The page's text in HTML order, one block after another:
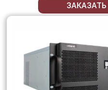
ЗАКАЗАТЬ